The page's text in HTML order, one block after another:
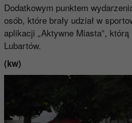
Dodatkowym punktem
osób, które brały udział w
aplikacji „Aktywne Miasta”,
Lubartów.
(kw)